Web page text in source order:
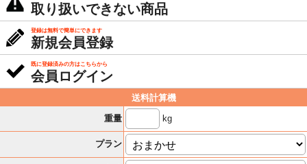
取り扱いできない商品
登録は無料で簡単にできます
新規会員登録
既に登録済みの方はこちらから
会員ログイン
送料計算機
重量
kg
プラン